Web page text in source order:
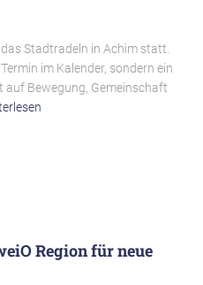
Stadtradeln in Achim statt.
im Kalender, sondern ein
auf Bewegung, Gemeinschaft
Region für neue